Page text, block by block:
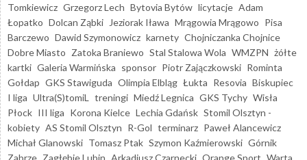
Tomkiewicz Grzegorz Lech Bytovia Bytów licytacje Adam
Łopatko Dolcan Ząbki Jeziorak Iława Mrągowia Mrągowo Pisa
Barczewo Dawid Szymonowicz karnety Chojniczanka Chojnice
Dobre Miasto Zatoka Braniewo Stal Stalowa Wola WMZPN żółte
kartki Galeria Warmińska sponsor Piotr Zajączkowski Rominta
Gołdap GKS Stawiguda Olimpia Elbląg Łukta Resovia Biskupiec
I liga Ultra(S)tomiL treningi Miedź Legnica GKS Tychy Wisła
Płock III liga Korona Kielce Lechia Gdańsk Stomil Olsztyn -
kobiety AS Stomil Olsztyn R-Gol terminarz Paweł Alancewicz
Michał Glanowski Tomasz Ptak Szymon Kaźmierowski Górnik
Zabrze Zagłębie Lubin Arkadiusz Czarnecki Orange Sport Warta